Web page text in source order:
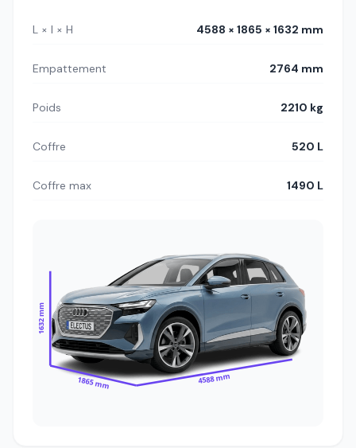
L × l × H 4588 × 1865 × 1632 mm
Empattement 2764 mm
Poids 2210 kg
Coffre 520 L
Coffre max 1490 L
1632 mm
1865 mm 4588 mm